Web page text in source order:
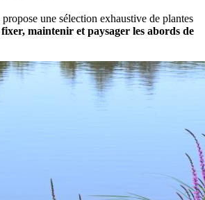
propose une sélection exhaustive de plantes
fixer, maintenir et paysager les abords de